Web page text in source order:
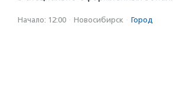
Начало: 12:00 · Новосибирск · Город